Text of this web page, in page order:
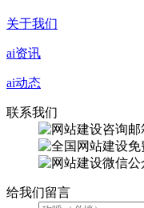
关于我们
ai资讯
ai动态
联系我们
微信公
给我们留言